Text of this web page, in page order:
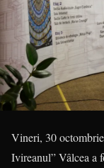
Vineri, 30
Ivireanul” Vâlcea a